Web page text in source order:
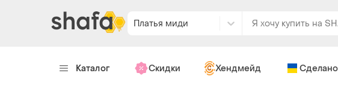
Платья миди
Каталог Скидки Хендмейд